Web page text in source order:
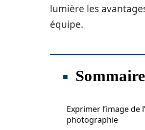
lumière les
équipe.
Sommaire
Exprimer l’image de
photographie